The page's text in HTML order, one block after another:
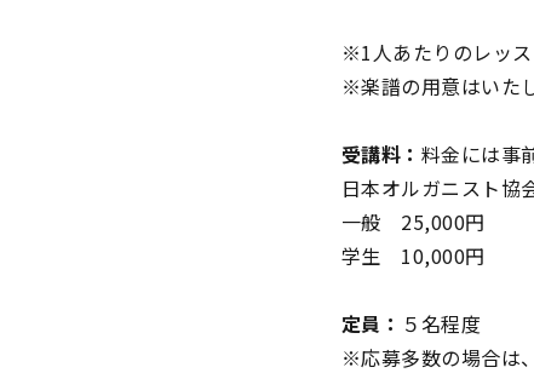
※1人あたりのレッス
※楽譜の用意はいた
受講料： 料金には事
日本オルガニスト
一般 25,000円
学生 10,000円
定員： ５名程度
※応募多数の場合は